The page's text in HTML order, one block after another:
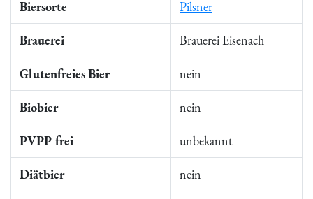
Biersorte Pilsner
Brauerei Brauerei Eisenach
Glutenfreies Bier nein
Biobier nein
PVPP frei unbekannt
Diätbier nein